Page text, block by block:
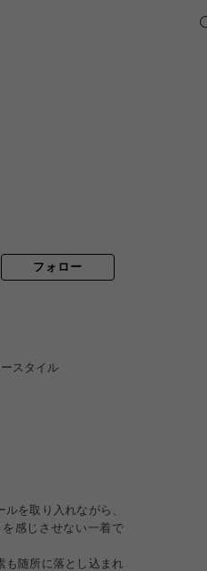
フォロー
スタイル
を取り入れながら、
感じさせない一着で
も随所に落とし込まれ